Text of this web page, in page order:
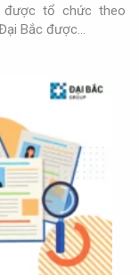
được tổ chức theo
Bắc được…